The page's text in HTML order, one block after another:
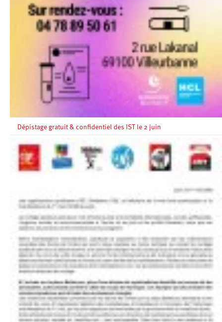
Dépistage gratuit & confidentiel des IST le 2 juin